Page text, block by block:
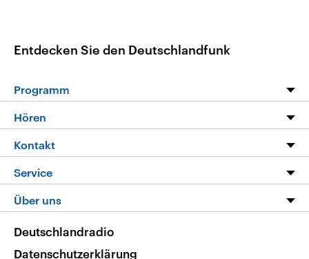
Entdecken Sie den Deutschlandfunk
Programm
Programm
Die Nachrichten
Nachrichtenleicht
Neue Beiträge auf dlf.de
Hören
Livestream
Podcasts
Deutschlandfunk App
Nachrichten App
Frequenzen
Kontakt
Hörerservice
Service
FAQ
Veranstaltungen
Über uns
Deutschlandradio
Datenschutzerklärung